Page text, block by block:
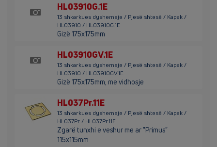
HL03910G.1E
13 shkarkues dyshemeje / Pjesë shtesë / Kapak /
HL03910 / HL03910G.1E
Gizë 175x175mm
HL03910GV.1E
13 shkarkues dyshemeje / Pjesë shtesë / Kapak /
HL03910 / HL03910GV.1E
Gizë 175x175mm, me vidhosje
HL037Pr.11E
13 shkarkues dyshemeje / Pjesë shtesë / Kapak /
HL037Pr / HL037Pr.11E
Zgarë tunxhi e veshur me ar "Primus"
115x115mm